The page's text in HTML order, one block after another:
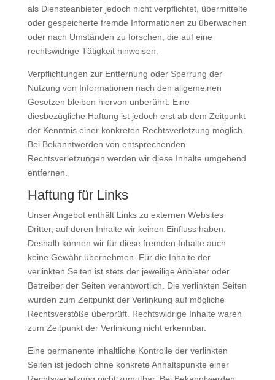
als Diensteanbieter jedoch nicht verpflichtet, übermittelte
oder gespeicherte fremde Informationen zu überwachen
oder nach Umständen zu forschen, die auf eine
rechtswidrige Tätigkeit hinweisen.
Verpflichtungen zur Entfernung oder Sperrung der
Nutzung von Informationen nach den allgemeinen
Gesetzen bleiben hiervon unberührt. Eine
diesbezügliche Haftung ist jedoch erst ab dem Zeitpunkt
der Kenntnis einer konkreten Rechtsverletzung möglich.
Bei Bekanntwerden von entsprechenden
Rechtsverletzungen werden wir diese Inhalte umgehend
entfernen.
Haftung für Links
Unser Angebot enthält Links zu externen Websites
Dritter, auf deren Inhalte wir keinen Einfluss haben.
Deshalb können wir für diese fremden Inhalte auch
keine Gewähr übernehmen. Für die Inhalte der
verlinkten Seiten ist stets der jeweilige Anbieter oder
Betreiber der Seiten verantwortlich. Die verlinkten Seiten
wurden zum Zeitpunkt der Verlinkung auf mögliche
Rechtsverstöße überprüft. Rechtswidrige Inhalte waren
zum Zeitpunkt der Verlinkung nicht erkennbar.
Eine permanente inhaltliche Kontrolle der verlinkten
Seiten ist jedoch ohne konkrete Anhaltspunkte einer